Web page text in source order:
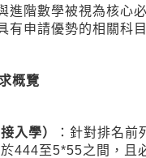
進階數學被視為核心
有申請優勢的相關科目
概覽
入學）
：針對排名
444至5*55之間，且